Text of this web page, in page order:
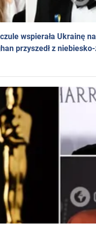
wspierała Ukrainę
przyszedł z